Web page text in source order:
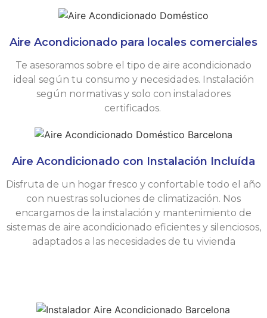
Aire Acondicionado para locales comerciales
Te asesoramos sobre el tipo de aire acondicionado
ideal según tu consumo y necesidades. Instalación
según normativas y solo con instaladores
certificados.
Aire Acondicionado con Instalación Incluída
Disfruta de un hogar fresco y confortable todo el año
con nuestras soluciones de climatización. Nos
encargamos de la instalación y mantenimiento de
sistemas de aire acondicionado eficientes y silenciosos,
adaptados a las necesidades de tu vivienda